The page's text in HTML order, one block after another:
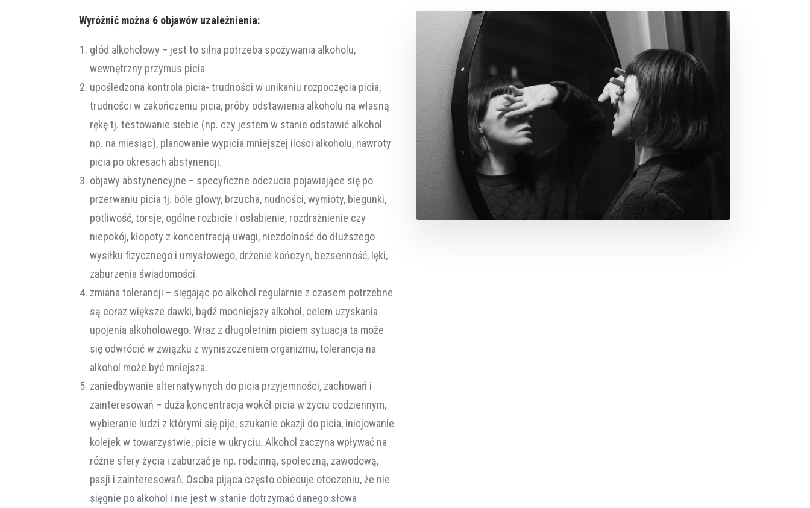
Wyróżnić można 6 objawów uzależnienia:
głód alkoholowy – jest to silna potrzeba spożywania alkoholu,
wewnętrzny przymus picia
upośledzona kontrola picia- trudności w unikaniu rozpoczęcia picia,
trudności w zakończeniu picia, próby odstawienia alkoholu na własną
rękę tj. testowanie siebie (np. czy jestem w stanie odstawić alkohol
np. na miesiąc), planowanie wypicia mniejszej ilości alkoholu, nawroty
picia po okresach abstynencji.
objawy abstynencyjne – specyficzne odczucia pojawiające się po
przerwaniu picia tj. bóle głowy, brzucha, nudności, wymioty, biegunki,
potliwość, torsje, ogólne rozbicie i osłabienie, rozdrażnienie czy
niepokój, kłopoty z koncentracją uwagi, niezdolność do dłuższego
wysiłku fizycznego i umysłowego, drżenie kończyn, bezsenność, lęki,
zaburzenia świadomości.
zmiana tolerancji – sięgając po alkohol regularnie z czasem potrzebne
są coraz większe dawki, bądź mocniejszy alkohol, celem uzyskania
upojenia alkoholowego. Wraz z długoletnim piciem sytuacja ta może
się odwrócić w związku z wyniszczeniem organizmu, tolerancja na
alkohol może być mniejsza.
zaniedbywanie alternatywnych do picia przyjemności, zachowań i
zainteresowań – duża koncentracja wokół picia w życiu codziennym,
wybieranie ludzi z którymi się pije, szukanie okazji do picia, inicjowanie
kolejek w towarzystwie, picie w ukryciu. Alkohol zaczyna wpływać na
różne sfery życia i zaburzać je np. rodzinną, społeczną, zawodową,
pasji i zainteresowań. Osoba pijąca często obiecuje otoczeniu, że nie
sięgnie po alkohol i nie jest w stanie dotrzymać danego słowa